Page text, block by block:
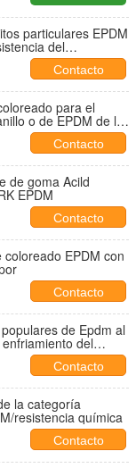
particulares EPDM
del
para la sustancia
Contacto
para el
o de EPDM de la
Contacto
de goma Acild
EPDM
Contacto
EPDM con
Contacto
de Epdm al
del
Contacto
la categoría
resistencia química
Contacto